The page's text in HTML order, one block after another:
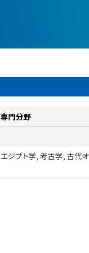
専門分野
エジプト学, 考古学, 古代